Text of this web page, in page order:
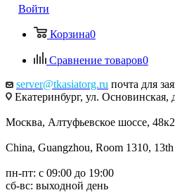
Войти
Корзина0
Сравнение товаров0
server@tkasiatorg.ru почта для
Екатеринбург, ул.
Москва, Алтуфьевское шоссе,
China, Guangzhou, Room 1310,
пн-пт: с 09:00 до 19:00
сб-вс: выходной день